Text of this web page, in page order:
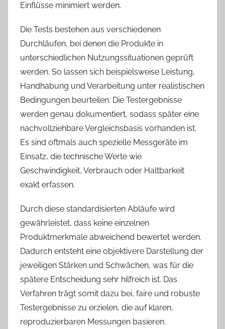
Einflüsse minimiert werden.
Die Tests bestehen aus verschiedenen
Durchläufen, bei denen die Produkte in
unterschiedlichen Nutzungssituationen geprüft
werden. So lassen sich beispielsweise Leistung,
Handhabung und Verarbeitung unter realistischen
Bedingungen beurteilen. Die Testergebnisse
werden genau dokumentiert, sodass später eine
nachvollziehbare Vergleichsbasis vorhanden ist.
Es sind oftmals auch spezielle Messgeräte im
Einsatz, die technische Werte wie
Geschwindigkeit, Verbrauch oder Haltbarkeit
exakt erfassen.
Durch diese standardisierten Abläufe wird
gewährleistet, dass keine einzelnen
Produktmerkmale abweichend bewertet werden.
Dadurch entsteht eine objektivere Darstellung der
jeweiligen Stärken und Schwächen, was für die
spätere Entscheidung sehr hilfreich ist. Das
Verfahren trägt somit dazu bei, faire und robuste
Testergebnisse zu erzielen, die auf klaren,
reproduzierbaren Messungen basieren.